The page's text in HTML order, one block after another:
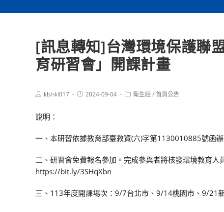
[訊息轉知]台灣環境保護聯
育研習會」開課計畫
Postklshkl017
Post2024-09-04
Post衛生組 /首頁公告
說明：
一、本研習依據教育部臺教資(六)字第1130010885號函辦
二、研習會免費報名參加。完成參與者將核發環境教育
https://bit.ly/3SHqXbn
三、113年度開課場次：9/7台北市、9/14桃園市、9/21